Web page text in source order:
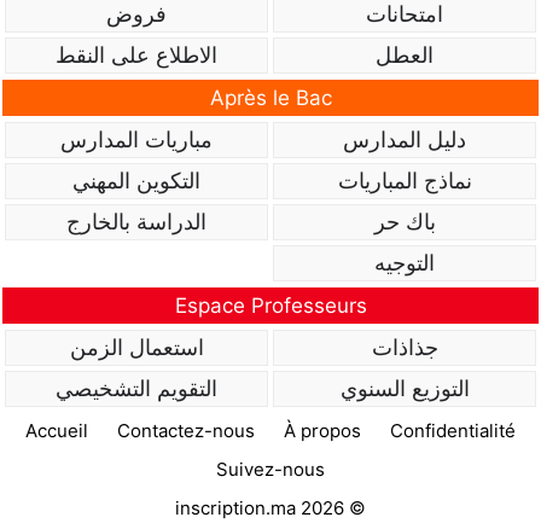
امتحانات
فروض
العطل
الاطلاع على النقط
Après le Bac
دليل المدارس
مباريات المدارس
نماذج المباريات
التكوين المهني
باك حر
الدراسة بالخارج
التوجيه
Espace Professeurs
جذاذات
استعمال الزمن
التوزيع السنوي
التقويم التشخيصي
Accueil Contactez-nous À propos
Confidentialité
Suivez-nous
inscription.ma 2026 ©